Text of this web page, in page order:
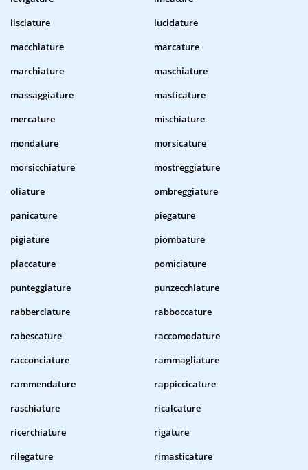
lisciature
lucidature
macchiature
marcature
marchiature
maschiature
massaggiature
masticature
mercature
mischiature
mondature
morsicature
morsicchiature
mostreggiature
oliature
ombreggiature
panicature
piegature
pigiature
piombature
placcature
pomiciature
punteggiature
punzecchiature
rabberciature
rabboccature
rabescature
raccomodature
racconciature
rammagliature
rammendature
rappiccicature
raschiature
ricalcature
ricerchiature
rigature
rilegature
rimasticature